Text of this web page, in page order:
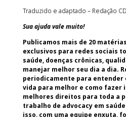
Traduzido e adaptado – Redação
Sua ajuda vale muito!
Publicamos mais de 20
exclusivos para redes sociais
saúde, doenças crônicas,
manejar melhor seu dia a dia.
periodicamente para entender
vida para melhor e como fazer
melhores direitos para toda a
trabalho de advocacy em
isso, com uma equipe enxuta,